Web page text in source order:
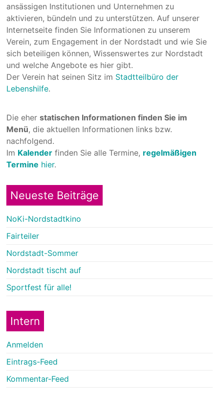
ansässigen Institutionen und Unternehmen zu
aktivieren, bündeln und zu unterstützen. Auf unserer
Internetseite finden Sie Informationen zu unserem
Verein, zum Engagement in der Nordstadt und wie Sie
sich beteiligen können, Wissenswertes zur Nordstadt
und welche Angebote es hier gibt.
Der Verein hat seinen Sitz im Stadtteilbüro der
Lebenshilfe.
Die eherstatischen Informationen finden Sie im
Menü, die aktuellen Informationen links bzw.
nachfolgend.
Im Kalender finden Sie alle Termine, regelmäßigen
Termine hier.
Neueste Beiträge
NoKi-Nordstadtkino
Fairteiler
Nordstadt-Sommer
Nordstadt tischt auf
Sportfest für alle!
Intern
Anmelden
Eintrags-Feed
Kommentar-Feed